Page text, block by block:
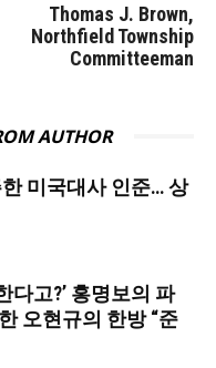
Thomas J. Brown,
Northfield Township
Committeeman
AUTHOR
미국대사 인준… 상
다고?’ 홍명보의 파
오현규의 한방 “준